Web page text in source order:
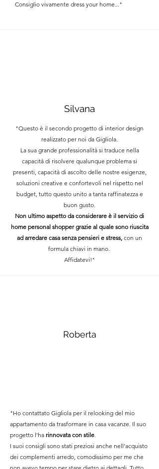
Consiglio vivamente dress your home..."
Silvana
"Questo è il secondo progetto di interior design
realizzato per noi da Gigliola.
La sua grande professionalità si traduce nella
capacità di risolvere qualunque problema si
presenti, capacità di ascolto delle nostre esigenze,
soluzioni creative e confortevoli nel rispetto nel
budget, tutto questo unito a tanta raffinatezza e
buon gusto.
Non ultimo aspetto da considerare è il servizio di
home personal shopper grazie al quale sono riuscita
ad arredare casa senza pensieri e stress, con un
formula chiavi in mano.
Affidatevi!"
Roberta
"Ho contattato Gigliola per il relooking del mio
appartamento da trasformare in casa vacanze. Il suo
progetto l'ha rinnovata con stile.
I suoi consigli sono stati preziosi anche nell'acquisto
dei complementi arredo, comodissimo per me che